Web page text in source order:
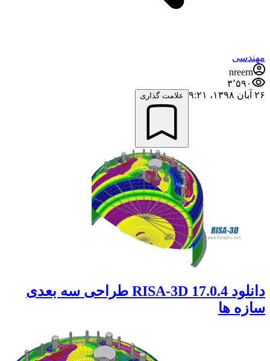
مهندسی
nreern
۳٬۵۹۰
۲۶ آبان ۱۳۹۸،‏ ۹:۲۱
علامت گذاری
دانلود RISA-3D 17.0.4 طراحی سه بعدی
سازه ها